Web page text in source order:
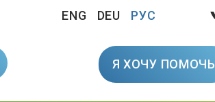
ENG DEU РУС
Я ХОЧУ ПОМОЧЬ